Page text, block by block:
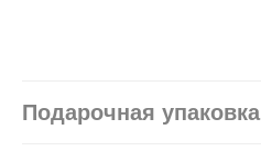
Подарочная упаковка